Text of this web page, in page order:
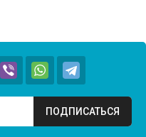
ПОДПИСАТЬСЯ